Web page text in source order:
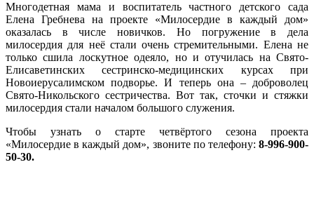
Многодетная мама и воспитатель частного детского сада
Елена Гребнева на проекте «Милосердие в каждый дом»
оказалась в числе новичков. Но погружение в дела
милосердия для неё стали очень стремительными. Елена не
только сшила лоскутное одеяло, но и отучилась на Свято-
Елисаветинских сестринско-медицинских курсах при
Новоиерусалимском подворье. И теперь она – доброволец
Свято-Никольского сестричества. Вот так, сточки и стяжки
милосердия стали началом большого служения.
Чтобы узнать о старте четвёртого сезона проекта
«Милосердие в каждый дом», звоните по телефону: 8-996-900-
50-30.